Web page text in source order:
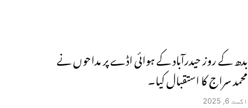
بدھ کے روز حیدرآباد کے ہوائی اڈے پر مداحوں نے
محمد سراج کا استقبال کیا۔
اگست 6, 2025